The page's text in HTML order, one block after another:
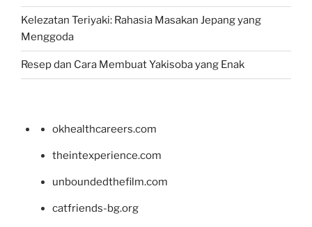
Kelezatan Teriyaki: Rahasia Masakan Jepang yang
Menggoda
Resep dan Cara Membuat Yakisoba yang Enak
okhealthcareers.com
theintexperience.com
unboundedthefilm.com
catfriends-bg.org